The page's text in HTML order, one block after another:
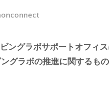
ングラボサポートオフィ
グラボの推進に関するも